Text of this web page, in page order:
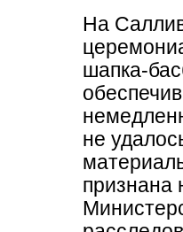
На
шапка-
не
признана